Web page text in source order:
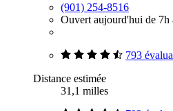
(901) 254-8516
Ouvert aujourd'hui de 7h
793
Distance estimée
31,1 milles